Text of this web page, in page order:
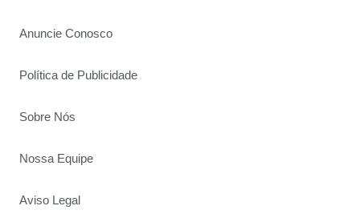
Anuncie Conosco
Política de Publicidade
Sobre Nós
Nossa Equipe
Aviso Legal